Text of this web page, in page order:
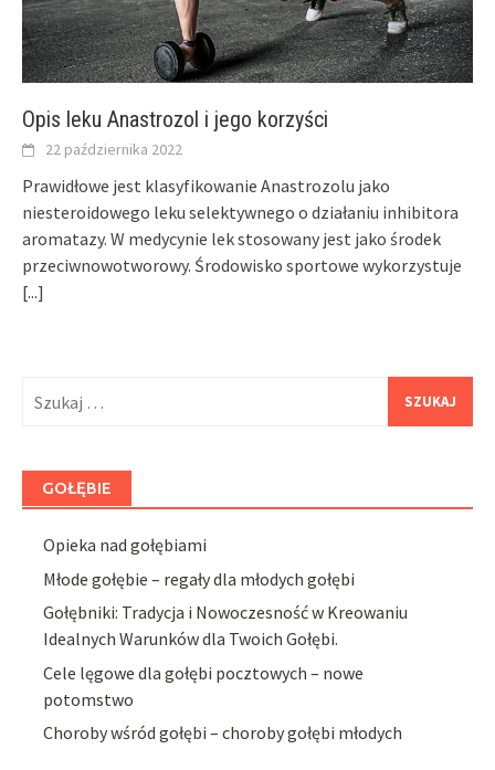
Opis leku Anastrozol i jego korzyści
22 października 2022
Prawidłowe jest klasyfikowanie Anastrozolu jako
niesteroidowego leku selektywnego o działaniu inhibitora
aromatazy. W medycynie lek stosowany jest jako środek
przeciwnowotworowy. Środowisko sportowe wykorzystuje
[...]
GOŁĘBIE
Opieka nad gołębiami
Młode gołębie – regały dla młodych gołębi
Gołębniki: Tradycja i Nowoczesność w Kreowaniu
Idealnych Warunków dla Twoich Gołębi.
Cele lęgowe dla gołębi pocztowych – nowe
potomstwo
Choroby wśród gołębi – choroby gołębi młodych